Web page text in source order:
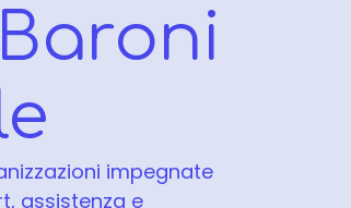
impegnate
assistenza e